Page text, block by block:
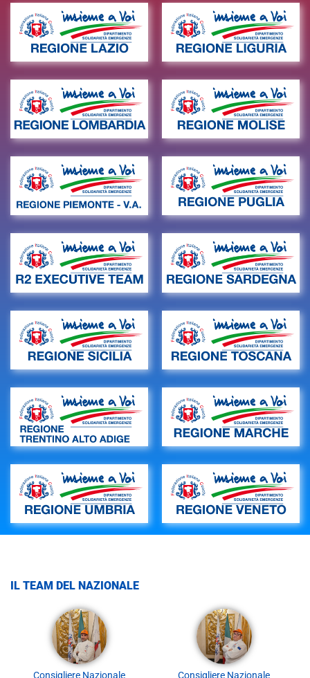
IL TEAM DEL NAZIONALE
Consigliere Nazionale Consigliere Nazionale